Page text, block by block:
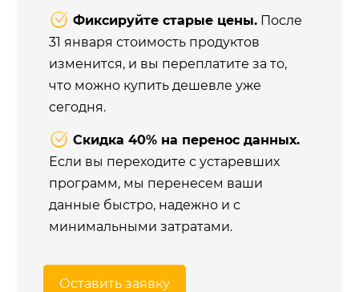
Фиксируйте старые цены. После
31 января стоимость продуктов
изменится, и вы переплатите за то,
что можно купить дешевле уже
сегодня.
Скидка 40% на перенос данных.
Если вы переходите с устаревших
программ, мы перенесем ваши
данные быстро, надежно и с
минимальными затратами.
Оставить заявку